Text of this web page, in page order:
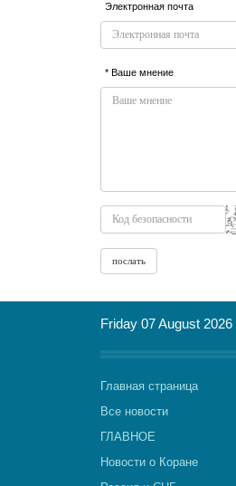
Электронная почта
* Ваше мнение
Friday 07 August 2026
Главная страница
Все новости
ГЛАВНОЕ
Новости о Коране